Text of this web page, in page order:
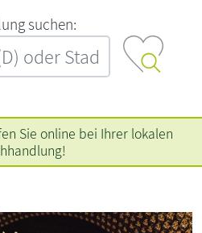
‍s‍u‍c‍h‍e‍n‍:‍
Sie online bei Ihrer lokalen